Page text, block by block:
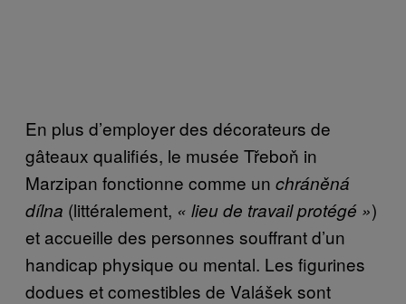
En plus d’employer des décorateurs de
gâteaux qualifiés, le musée Třeboň in
Marzipan fonctionne comme un chráněná
dílna (littéralement, « lieu de travail protégé »)
et accueille des personnes souffrant d’un
handicap physique ou mental. Les figurines
dodues et comestibles de Valášek sont